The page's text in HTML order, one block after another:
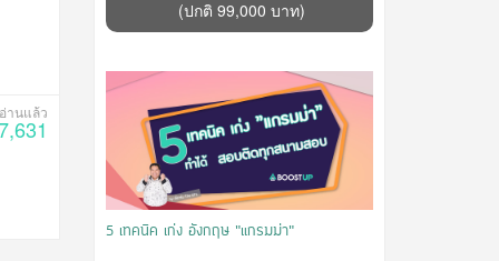
(ปกติ 99,000 บาท)
5 เทคนิค เก่ง อังกฤษ “แกรมม่า”